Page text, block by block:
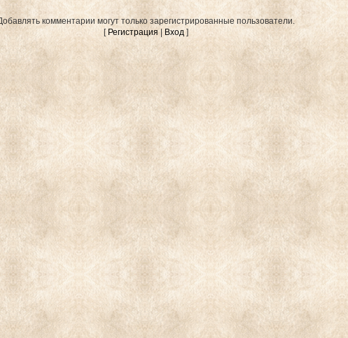
комментарии могут только зарегистрированные пользователи.
[ Регистрация| Вход ]